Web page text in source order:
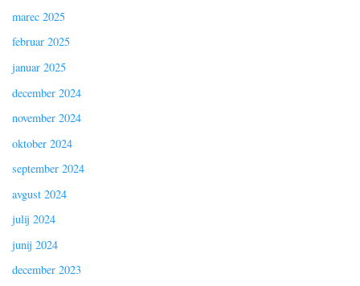
marec 2025
februar 2025
januar 2025
december 2024
november 2024
oktober 2024
september 2024
avgust 2024
julij 2024
junij 2024
december 2023